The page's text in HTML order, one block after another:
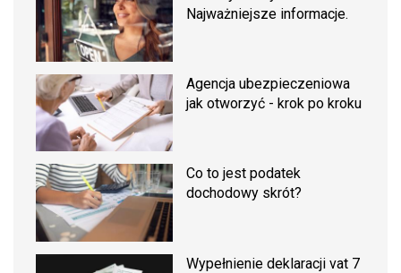
Najważniejsze informacje.
Agencja ubezpieczeniowa
jak otworzyć - krok po kroku
Co to jest podatek
dochodowy skrót?
Wypełnienie deklaracji vat 7